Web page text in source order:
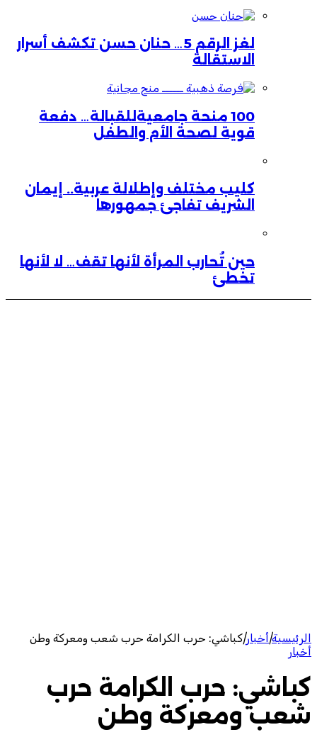
لغز الرقم 5… حنان حسن تكشف أسرار
الاستقالة
100 منحة جامعيةللقبالة… دفعة
قوية لصحة الأم والطفل
كليب مختلف وإطلالة عربية.. إيمان
الشريف تفاجئ جمهورها
حين تُحارب المرأة لأنها تقف… لا لأنها
تخطئ
الرئيسية|أخبار|كباشي: حرب الكرامة حرب شعب ومعركة وطن
أخبار
كباشي: حرب الكرامة حرب
شعب ومعركة وطن